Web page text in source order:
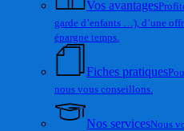
Vos avantages
garde d’enfants …), d’une
épargne temps.
Fiches pratiques
nous vous conseillons.
Nos servicesNous